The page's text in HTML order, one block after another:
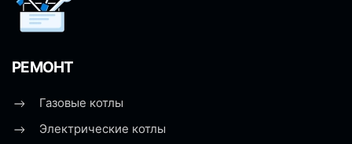
РЕМОНТ
Газовые котлы
Электрические котлы